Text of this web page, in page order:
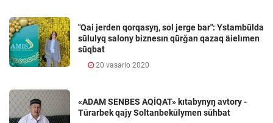
"Qai jerden qorqasyŋ, sol jerge bar": Ystambūlda
sūlulyq salony biznesın qūrǧan qazaq äielımen
sūqbat
20 vasario 2020
«ADAM SENBES AQİQAT» kıtabynyŋ avtory -
Tūrarbek qajy Soltanbekūlymen sūhbat